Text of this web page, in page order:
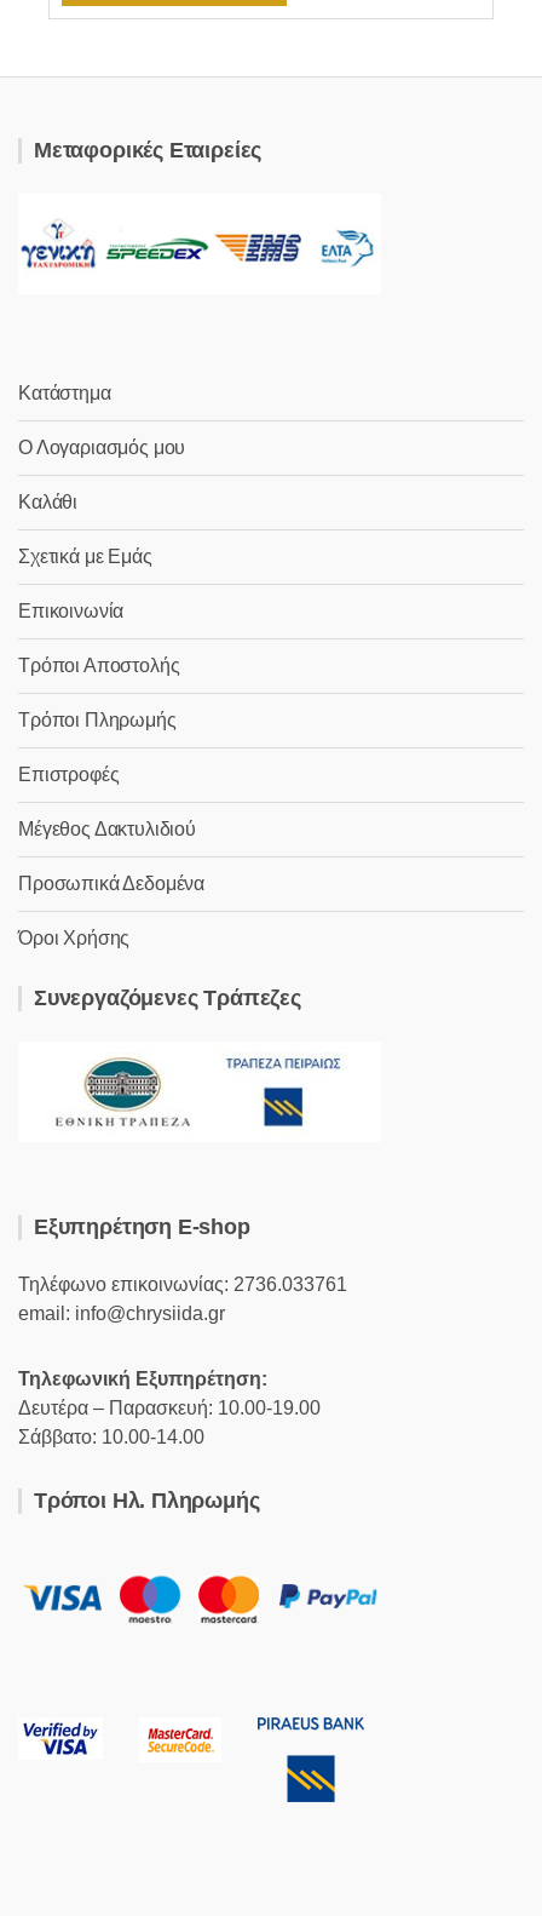
Μεταφορικές Εταιρείες
Κατάστημα
Ο Λογαριασμός μου
Καλάθι
Σχετικά με Εμάς
Επικοινωνία
Τρόποι Αποστολής
Τρόποι Πληρωμής
Επιστροφές
Μέγεθος Δακτυλιδιού
Προσωπικά Δεδομένα
Όροι Χρήσης
Συνεργαζόμενες Τράπεζες
Εξυπηρέτηση E-shop
Τηλέφωνο επικοινωνίας: 2736.033761
email: info@chrysiida.gr
Τηλεφωνική Εξυπηρέτηση:
Δευτέρα – Παρασκευή: 10.00-19.00
Σάββατο: 10.00-14.00
Τρόποι Ηλ. Πληρωμής